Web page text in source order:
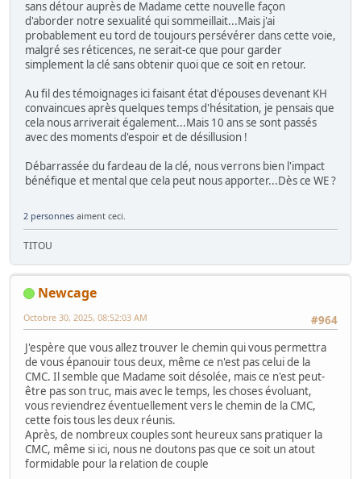
sans détour auprès de Madame cette nouvelle façon
d'aborder notre sexualité qui sommeillait...Mais j'ai
probablement eu tord de toujours persévérer dans cette voie,
malgré ses réticences, ne serait-ce que pour garder
simplement la clé sans obtenir quoi que ce soit en retour.
Au fil des témoignages ici faisant état d'épouses devenant KH
convaincues après quelques temps d'hésitation, je pensais que
cela nous arriverait également...Mais 10 ans se sont passés
avec des moments d'espoir et de désillusion !
Débarrassée du fardeau de la clé, nous verrons bien l'impact
bénéfique et mental que cela peut nous apporter...Dès ce WE ?
2 personnes aiment ceci.
TITOU
Newcage
#964
Octobre 30, 2025, 08:52:03 AM
J'espère que vous allez trouver le chemin qui vous permettra
de vous épanouir tous deux, même ce n'est pas celui de la
CMC. Il semble que Madame soit désolée, mais ce n'est peut-
être pas son truc, mais avec le temps, les choses évoluant,
vous reviendrez éventuellement vers le chemin de la CMC,
cette fois tous les deux réunis.
Après, de nombreux couples sont heureux sans pratiquer la
CMC, même si ici, nous ne doutons pas que ce soit un atout
formidable pour la relation de couple